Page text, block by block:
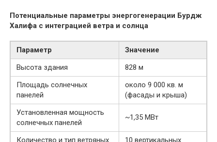
Потенциальные параметры энергогенерации Бурдж
Халифа с интеграцией ветра и солнца
Параметр
Значение
Высота здания
828 м
Площадь солнечных
панелей
около 9 000 кв. м
(фасады и крыша)
Установленная мощность
солнечных панелей
~1,35 МВт
Количество и тип ветряных
10 вертикальных